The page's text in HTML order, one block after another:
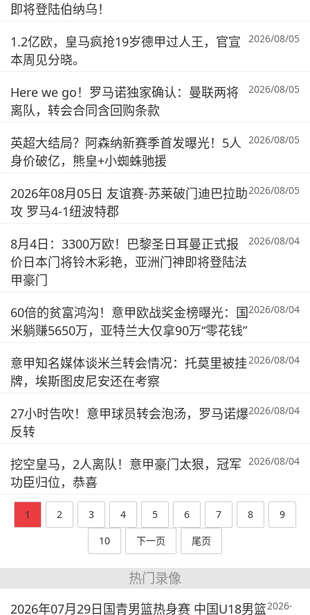
即将登陆伯纳乌！
1.2亿欧，皇马疯抢19岁德甲过人王，官宣
本周见分晓。
2026/08/05
Here we go！罗马诺独家确认：曼联两将
离队，转会合同含回购条款
2026/08/05
英超大结局？阿森纳新赛季首发曝光！5人
身价破亿，熊皇+小蜘蛛驰援
2026/08/05
2026年08月05日 友谊赛-苏莱破门迪巴拉助
攻 罗马4-1纽波特郡
2026/08/05
8月4日：3300万欧！巴黎圣日耳曼正式报
价日本门将铃木彩艳，亚洲门神即将登陆法
甲豪门
2026/08/04
60倍的贫富鸿沟！意甲欧战奖金榜曝光：国
米躺赚5650万，亚特兰大仅拿90万“零花钱”
2026/08/04
意甲知名媒体谈米兰转会情况：托莫里被挂
牌，埃斯图皮尼安还在考察
2026/08/04
27小时告吹！意甲球员转会泡汤，罗马诺爆
反转
2026/08/04
挖空皇马，2人离队！意甲豪门太狠，冠军
功臣归位，恭喜
2026/08/04
1 2 3 4 5 6 7 8
9
10
下一页 尾页
热门录像
2026年07月29日国青男篮热身赛 中国U18男篮2026-